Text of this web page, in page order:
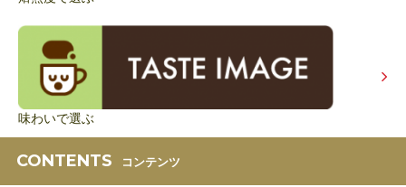
味わいで選ぶ
CONTENTS コンテンツ